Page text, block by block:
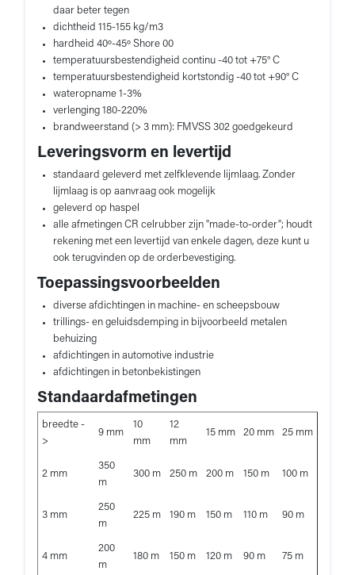
daar beter tegen
dichtheid 115-155 kg/m3
hardheid 40º-45º Shore 00
temperatuursbestendigheid continu -40 tot +75° C
temperatuursbestendigheid kortstondig -40 tot +90° C
wateropname 1-3%
verlenging 180-220%
brandweerstand (> 3 mm): FMVSS 302 goedgekeurd
Leveringsvorm en levertijd
standaard geleverd met zelfklevende lijmlaag. Zonder
lijmlaag is op aanvraag ook mogelijk
geleverd op haspel
alle afmetingen CR celrubber zijn "made-to-order"; houdt
rekening met een levertijd van enkele dagen, deze kunt u
ook terugvinden op de orderbevestiging.
Toepassingsvoorbeelden
diverse afdichtingen in machine- en scheepsbouw
trillings- en geluidsdemping in bijvoorbeeld metalen
behuizing
afdichtingen in automotive industrie
afdichtingen in betonbekistingen
Standaardafmetingen
breedte -
>
9 mm
10
mm
12
mm
15 mm 20 mm 25 mm
2 mm
350
m
300 m 250 m 200 m 150 m 100 m
3 mm
250
m
225 m 190 m 150 m 110 m 90 m
4 mm
200
m
180 m 150 m 120 m 90 m 75 m